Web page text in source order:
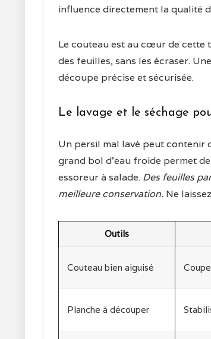
influence directement la qualité
Le couteau est au cœur de cette
des feuilles, sans les écraser.
découpe précise et sécurisée.
Le lavage et le séchage
Un persil mal lavé peut contenir
grand bol d’eau froide permet
essoreur à salade. Des feuilles
meilleure conservation. Ne
Outils
Couteau bien aiguisé
Planche à découper